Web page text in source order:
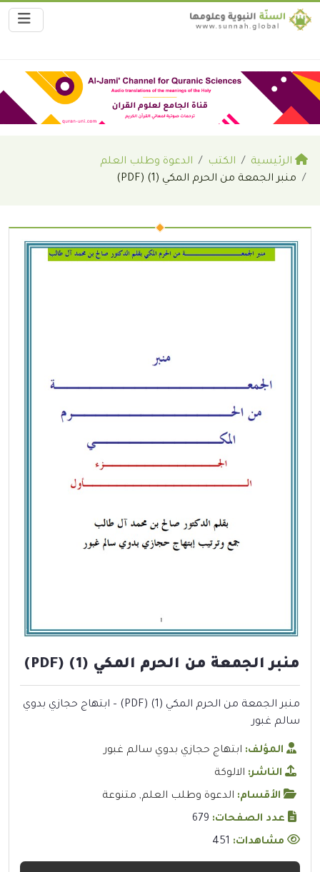
الرئيسية الكتب
الدعوة وطلب العلم
منبر الجمعة من الحرم المكي (1) (PDF)
منبر الجمعة من الحرم المكي (1) (PDF)
منبر الجمعة من الحرم المكي (1) (PDF) – ابتهاج حجازي بدوي
سالم غبور
المؤلف: ابتهاج حجازي بدوي سالم غبور
الناشر: الالوكة
الأقسام: الدعوة وطلب العلم, متنوعة
عدد الصفحات: 679
مشاهدات: